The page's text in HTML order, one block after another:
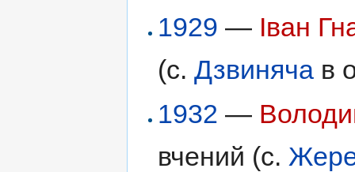
1929 — Іван
(с.Дзвиняча в
1932 —
вчений (с.